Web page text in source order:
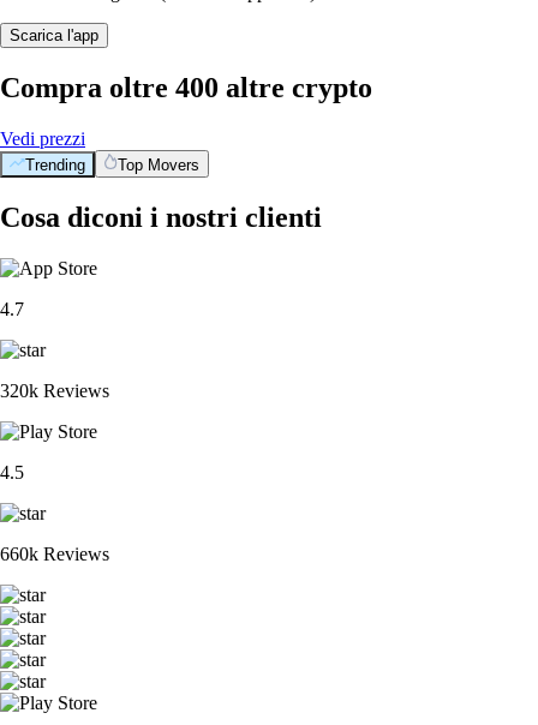
Scarica l'app
Compra oltre 400 altre crypto
Vedi prezzi
Trending Top Movers
Cosa diconi i nostri clienti
4.7
320k Reviews
4.5
660k Reviews